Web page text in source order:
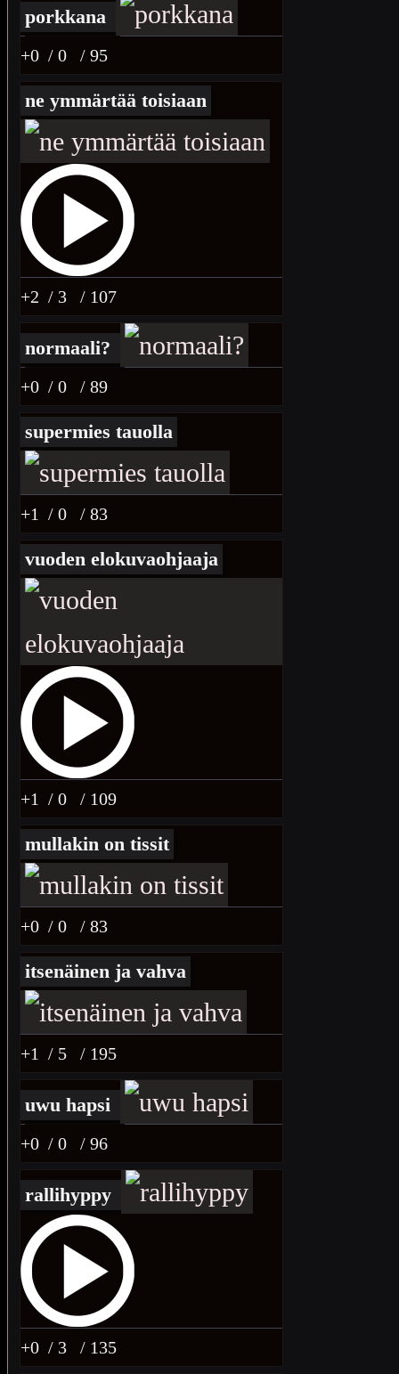
porkkana
+0 / 0 / 95
ne ymmärtää toisiaan
+2 / 3 / 107
normaali?
+0 / 0 / 89
supermies tauolla
+1 / 0 / 83
vuoden elokuvaohjaaja
+1 / 0 / 109
mullakin on tissit
+0 / 0 / 83
itsenäinen ja vahva
+1 / 5 / 195
uwu hapsi
+0 / 0 / 96
rallihyppy
+0 / 3 / 135